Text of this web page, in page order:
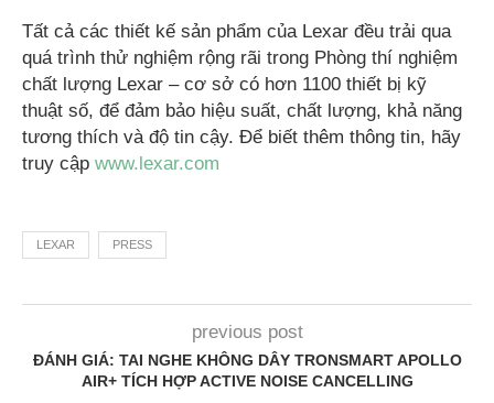
Tất cả các thiết kế sản phẩm của Lexar đều trải qua
quá trình thử nghiệm rộng rãi trong Phòng thí nghiệm
chất lượng Lexar – cơ sở có hơn 1100 thiết bị kỹ
thuật số, để đảm bảo hiệu suất, chất lượng, khả năng
tương thích và độ tin cậy. Để biết thêm thông tin, hãy
truy cập www.lexar.com
LEXAR PRESS
previous post
ĐÁNH GIÁ: TAI NGHE KHÔNG DÂY TRONSMART APOLLO
AIR+ TÍCH HỢP ACTIVE NOISE CANCELLING